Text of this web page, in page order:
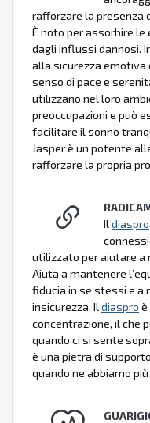
rafforzare la presenza
È noto per assorbire
dagli influssi dannosi.
alla sicurezza emotiva
senso di pace e
utilizzano nel loro
preoccupazioni e può
facilitare il sonno
Jasper è un potente
rafforzare la propria
Il diaspro
utilizzato per aiutare a
Aiuta a mantenere
fiducia in se stessi e a
insicurezza. Il diaspro è
concentrazione, il che
quando ci si sente
è una pietra di
quando ne abbiamo